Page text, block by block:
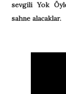
sevgili Yok
sahne alacaklar.